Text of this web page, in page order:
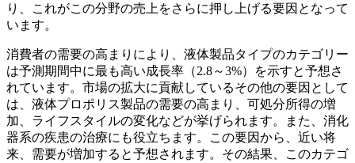
り、これがこの分野の売上をさらに押し上げる要因となって
います。
消費者の需要の高まりにより、液体製品タイプのカテゴリー
は予測期間中に最も高い成長率（2.8～3%）を示すと予想さ
れています。市場の拡大に貢献しているその他の要因として
は、液体プロポリス製品の需要の高まり、可処分所得の増
加、ライフスタイルの変化などが挙げられます。また、消化
器系の疾患の治療にも役立ちます。この要因から、近い将
来、需要が増加すると予想されます。その結果、このカテゴ